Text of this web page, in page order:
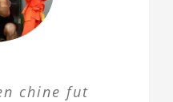
chine fut